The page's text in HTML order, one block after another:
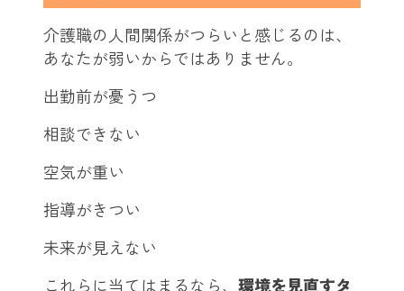
介護職の人間関係がつらいと感じるのは、
あなたが弱いからではありません。
出勤前が憂うつ
相談できない
空気が重い
指導がきつい
未来が見えない
これらに当てはまるなら、 環境を見直すタ